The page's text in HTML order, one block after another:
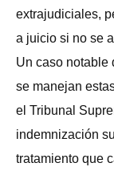
extrajudiciales,
a juicio si no se
Un caso notable
se manejan
el Tribunal
indemnización
tratamiento que